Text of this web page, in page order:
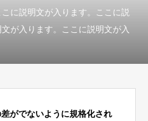
に説明文が入ります。ここに説
が入ります。ここに説明文が入
がでないように規格化され